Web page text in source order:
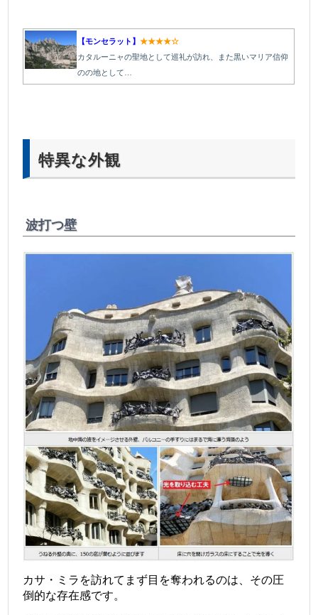
【モンセラット】★★★★☆
カタルーニャの聖地として巡礼が訪れ、また黒いマリア信仰
のの地として…
特異な外観
波打つ壁
カサ・ミラを訪れてまず目を奪われるのは、その圧
倒的な存在感です。